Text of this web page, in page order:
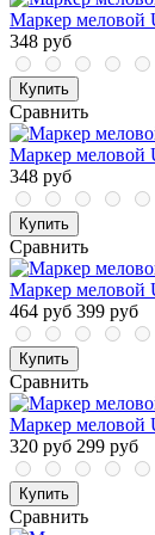
Маркер меловой
348 руб
Купить
Сравнить
Маркер меловой
348 руб
Купить
Сравнить
Маркер меловой
464 руб 399 руб
Купить
Сравнить
Маркер меловой
320 руб 299 руб
Купить
Сравнить